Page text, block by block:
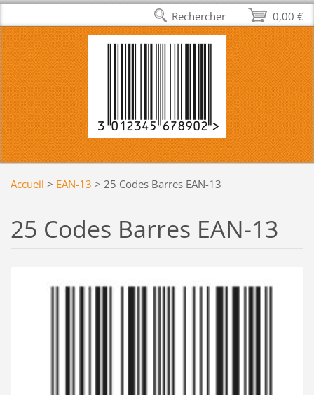
Accueil > EAN-13 > 25 Codes Barres EAN-13
25 Codes Barres EAN-13
0,00 €
Rechercher